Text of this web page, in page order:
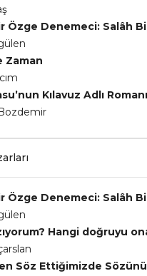
Özge Denemeci: Salâh
Zaman
Kılavuz Adlı
Özge Denemeci: Salâh
Hangi doğruyu
Söz Ettiğimizde